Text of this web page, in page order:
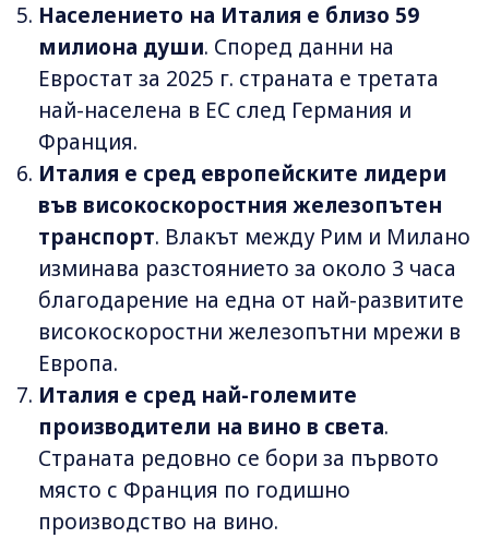
Населението на Италия е близо 59
милиона души. Според данни на
Евростат за 2025 г. страната е третата
най-населена в ЕС след Германия и
Франция.
Италия е сред европейските лидери
във високоскоростния железопътен
транспорт. Влакът между Рим и Милано
изминава разстоянието за около 3 часа
благодарение на една от най-развитите
високоскоростни железопътни мрежи в
Европа.
Италия е сред най-големите
производители на вино в света.
Страната редовно се бори за първото
място с Франция по годишно
производство на вино.